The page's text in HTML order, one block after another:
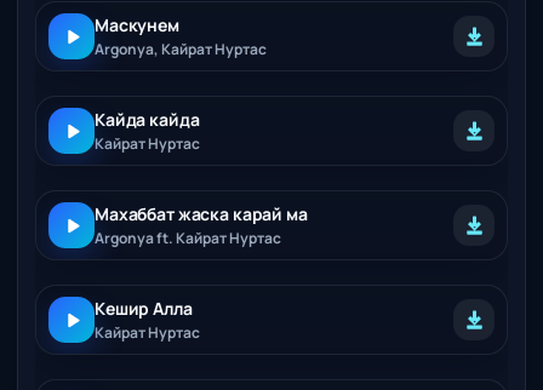
Маскунем
Argonya, Кайрат Нуртас
Кайда кайда
Кайрат Нуртас
Махаббат жаска карай ма
Argonya ft. Кайрат Нуртас
Кешир Алла
Кайрат Нуртас